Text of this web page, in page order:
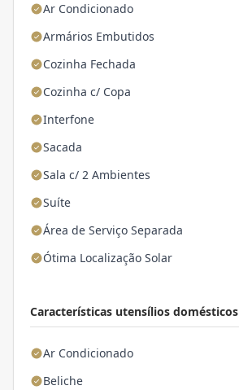
Ar Condicionado
Armários Embutidos
Cozinha Fechada
Cozinha c/ Copa
Interfone
Sacada
Sala c/ 2 Ambientes
Suíte
Área de Serviço Separada
Ótima Localização Solar
Características utensílios domésticos
Ar Condicionado
Beliche